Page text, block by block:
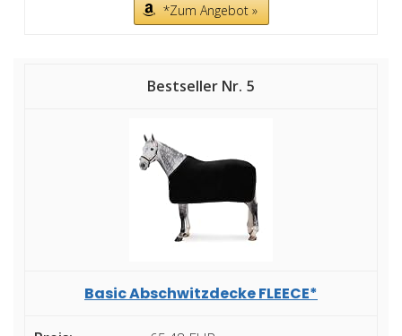
*Zum Angebot »
5
Basic Abschwitzdecke FLEECE*